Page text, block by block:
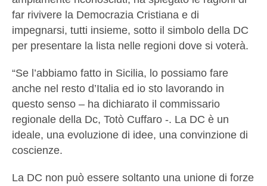
far rivivere la Democrazia Cristiana e di
impegnarsi, tutti insieme, sotto il simbolo della DC
per presentare la lista nelle regioni dove si voterà.
“Se l’abbiamo fatto in Sicilia, lo possiamo fare
anche nel resto d’Italia ed io sto lavorando in
questo senso – ha dichiarato il commissario
regionale della Dc, Totò Cuffaro -. La DC è un
ideale, una evoluzione di idee, una convinzione di
coscienze.
La DC non può essere soltanto una unione di forze